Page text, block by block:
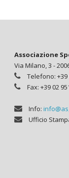
Associazione
Via Milano, 3 -
Telefono: +39
Fax: +39 02
Info:
Ufficio